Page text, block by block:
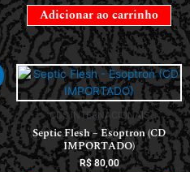
Adicionar ao carrinho
CDS INTERNACIONAIS
Septic Flesh – Esoptron (CD
IMPORTADO)
R$80,00